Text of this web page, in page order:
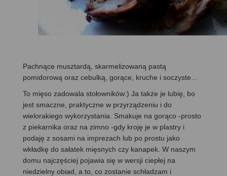
Pachnące musztardą, skarmelizowaną pastą
pomidorową oraz cebulką, gorące, kruche i soczyste…
To mięso zadowala stołowników:) Ja także je lubię, bo
jest smaczne, praktyczne w przyrządzeniu i do
wielorakiego wykorzystania. Smakuje na gorąco -prosto
z piekarnika oraz na zimno -gdy kroję je w plastry i
podaję z sosami na imprezach lub po prostu jako
wkładkę do sałatek mięsnych czy kanapek. W naszym
domu najczęściej pojawia się w wersji ciepłej na
niedzielny obiad, a to, co zostanie schładzam i